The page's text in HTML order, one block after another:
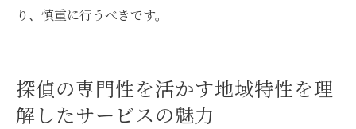
り、慎重に行うべきです。
探偵の専門性を活かす地域特性を理
解したサービスの魅力